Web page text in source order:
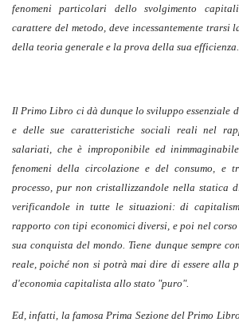
fenomeni particolari dello svolgimento
carattere del metodo, deve incessantemente
della teoria generale e la prova della sua efficienza.
Il Primo Libro ci dà dunque lo sviluppo essenziale
e delle sue caratteristiche sociali reali nel
salariati, che è improponibile ed
fenomeni della circolazione e del consumo, e
processo, pur non cristallizzandole nella statica
verificandole in tutte le situazioni: di
rapporto con tipi economici diversi, e poi nel
sua conquista del mondo. Tiene dunque sempre
reale, poiché non si potrà mai dire di essere alla
d'economia capitalista allo stato "puro".
Ed, infatti, la famosa Prima Sezione del Primo